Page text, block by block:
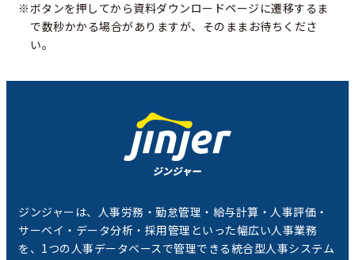
※ボタンを押してから資料ダウンロードページに遷移するま
で数秒かかる場合がありますが、そのままお待ちくださ
い。
ジンジャーは、人事労務・勤怠管理・給与計算・人事評価・
サーベイ・データ分析・採用管理といった幅広い人事業務
を、1つの人事データベースで管理できる統合型人事システム